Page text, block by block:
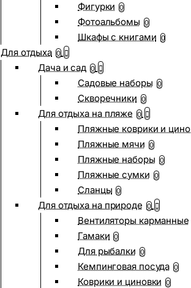
Фигурки 0
Фотоальбомы 0
Шкафы с книгами 0
Для отдыха 0
Дача и сад 0
Садовые наборы 0
Скворечники 0
Для отдыха на пляже 0
Пляжные коврики и
Пляжные мячи 0
Пляжные наборы 0
Пляжные сумки 0
Сланцы 0
Для отдыха на природе 0
Вентиляторы карманные
Гамаки 0
Для рыбалки 0
Кемпинговая посуда 0
Коврики и циновки 0